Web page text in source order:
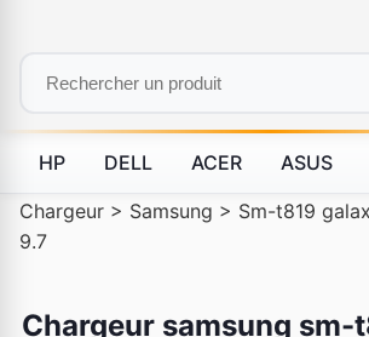
HP DELL ACER ASUS
Chargeur > Samsung > Sm-t819
9.7
Chargeur samsung sm-